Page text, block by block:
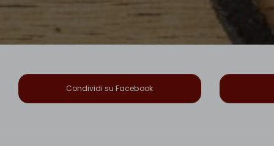
Condividi su Facebook